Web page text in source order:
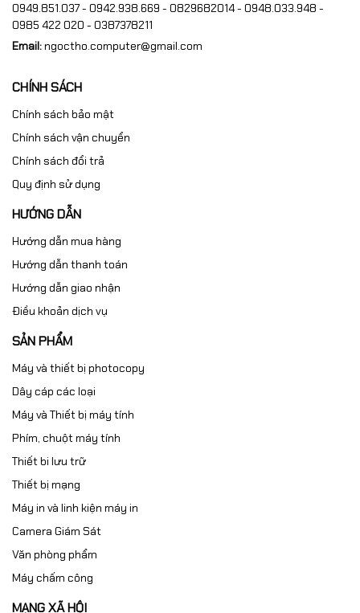
0949.851.037 - 0942.938.669 - 0829682014 - 0948.033.948 -
0985 422 020 - 0387378211
Email:ngoctho.computer@gmail.com
CHÍNH SÁCH
Chính sách bảo mật
Chính sách vận chuyển
Chính sách đổi trả
Quy định sử dụng
HƯỚNG DẪN
Hướng dẫn mua hàng
Hướng dẫn thanh toán
Hướng dẫn giao nhận
Điều khoản dịch vụ
SẢN PHẨM
Máy và thiết bị photocopy
Dây cáp các loại
Máy và Thiết bị máy tính
Phím, chuột máy tính
Thiết bi lưu trữ
Thiết bị mạng
Máy in và linh kiện máy in
Camera Giám Sát
Văn phòng phẩm
Máy chấm công
MẠNG XÃ HỘI